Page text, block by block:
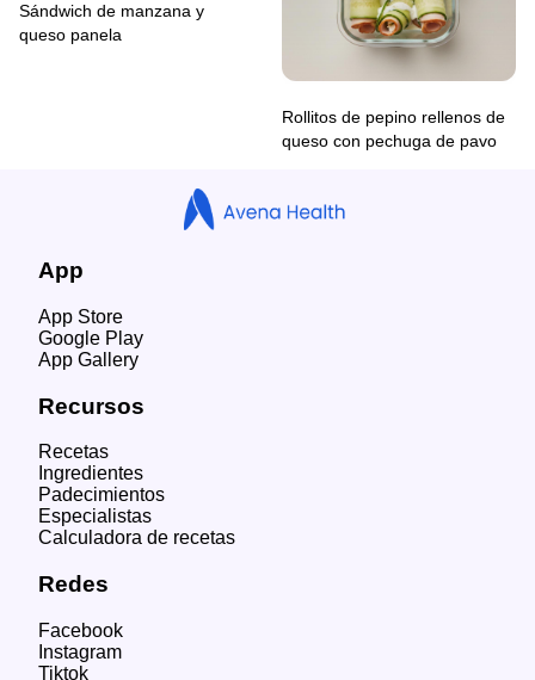
Sándwich de manzana y
queso panela
Rollitos de pepino rellenos de
queso con pechuga de pavo
App
App Store
Google Play
App Gallery
Recursos
Recetas
Ingredientes
Padecimientos
Especialistas
Calculadora de recetas
Redes
Facebook
Instagram
Tiktok